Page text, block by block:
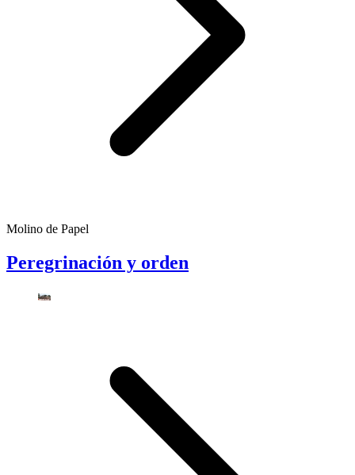
Molino de Papel
Peregrinación y orden